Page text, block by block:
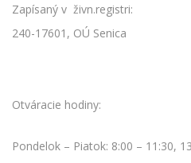
Zapísaný v živn.registri:
240-17601, OÚ Senica
Otváracie hodiny:
Pondelok – Piatok: 8:00 – 11:30,